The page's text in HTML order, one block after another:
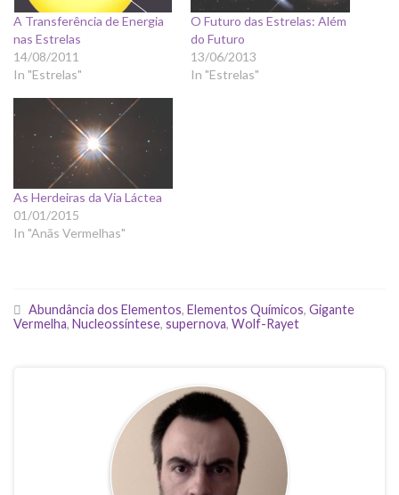
A Transferência de Energia
nas Estrelas
14/08/2011
In "Estrelas"
O Futuro das Estrelas: Além
do Futuro
13/06/2013
In "Estrelas"
As Herdeiras da Via Láctea
01/01/2015
In "Anãs Vermelhas"
Abundância dos Elementos, Elementos Químicos, Gigante
Vermelha, Nucleossíntese, supernova, Wolf-Rayet